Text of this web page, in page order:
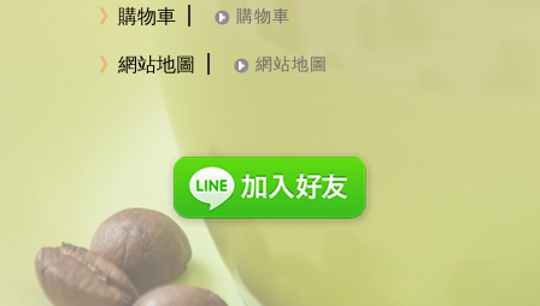
》 購物車 購物車
》 網站地圖 網站地圖